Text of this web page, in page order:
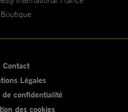
Boutique
Contact
Légales
de confidentialité
des cookies